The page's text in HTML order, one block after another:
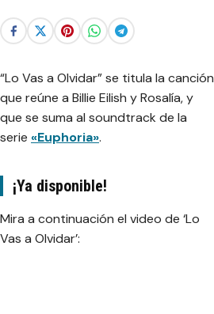
“Lo Vas a Olvidar” se titula la canción
que reúne a Billie Eilish y Rosalía, y
que se suma al soundtrack de la
serie «Euphoria».
¡Ya disponible!
Mira a continuación el video de ‘Lo
Vas a Olvidar’: